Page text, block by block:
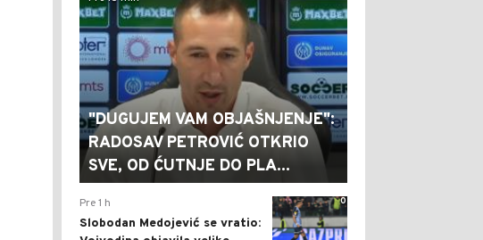
"DUGUJEM VAM OBJAŠNJENJE":
RADOSAV PETROVIĆ OTKRIO
SVE, OD ĆUTNJE DO PLA...
0
Pre 1 h
Slobodan Medojević se vratio: